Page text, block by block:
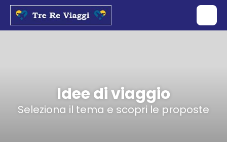
Idee di viaggio
Seleziona il tema e scopri le proposte